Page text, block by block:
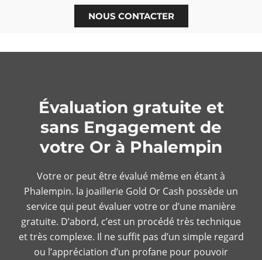
NOUS CONTACTER
Évaluation gratuite et
sans Engagement de
votre Or à Phalempin
Votre or peut être évalué même en étant à
Phalempin. la joaillerie Gold Or Cash possède un
service qui peut évaluer votre or d’une manière
gratuite. D’abord, c’est un procédé très technique
et très complexe. Il ne suffit pas d’un simple regard
ou l’appréciation d’un profane pour pouvoir